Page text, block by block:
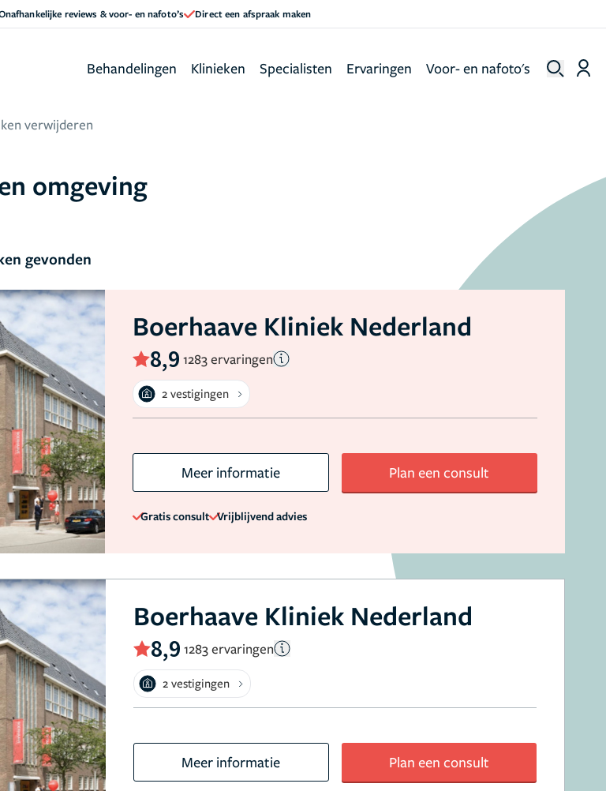
reviews & voor- en nafoto’s Direct een afspraak maken
Behandelingen Klinieken Specialisten Ervaringen Voor- en nafoto's
verwijderen
omgeving
gevonden
Boerhaave Kliniek Nederland
8,9 1283 ervaringen
2 vestigingen
Meer informatie Plan een consult
Gratis consult Vrijblijvend advies
Boerhaave Kliniek Nederland
8,9 1283 ervaringen
2 vestigingen
Meer informatie Plan een consult